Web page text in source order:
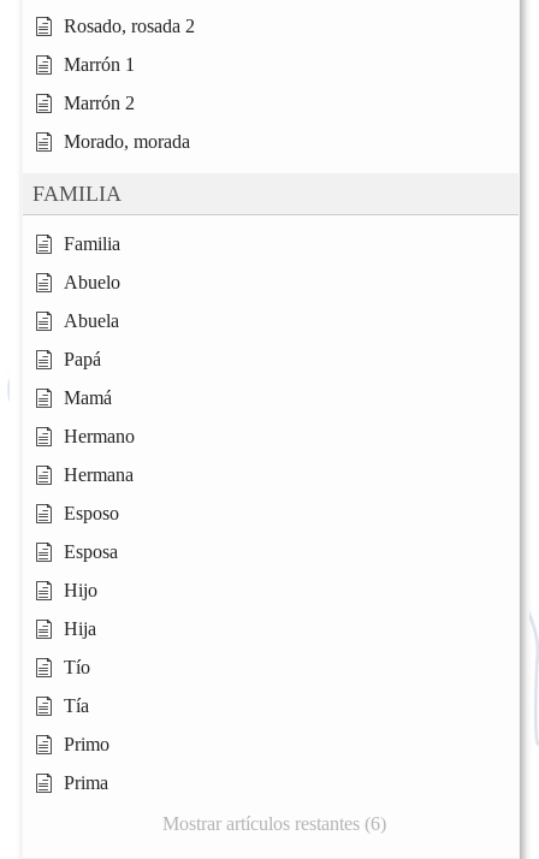
Rosado, rosada 2
Marrón 1
Marrón 2
Morado, morada
FAMILIA
Familia
Abuelo
Abuela
Papá
Mamá
Hermano
Hermana
Esposo
Esposa
Hijo
Hija
Tío
Tía
Primo
Prima
Mostrar artículos restantes (6)